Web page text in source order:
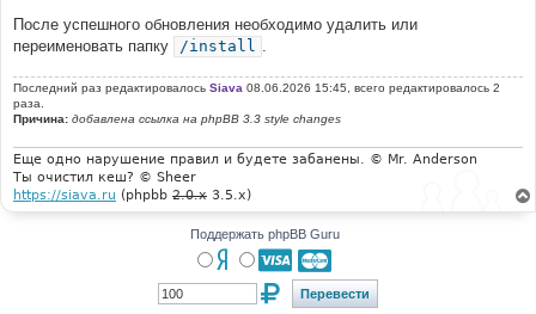
После успешного обновления необходимо удалить или
переименовать папку
/install .
Последний раз редактировалось Siava 08.06.2026 15:45, всего редактировалось 2
раза.
Причина: добавлена ссылка на phpBB 3.3 style changes
Еще одно нарушение правил и будете забанены. © Mr. Anderson
Ты очистил кеш? © Sheer
https://siava.ru (phpbb 2.0.x 3.5.x)
Поддержать phpBB Guru